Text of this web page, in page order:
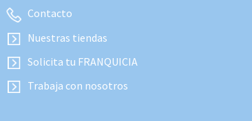
Contacto
Nuestras tiendas
Solicita tu FRANQUICIA
Trabaja con nosotros